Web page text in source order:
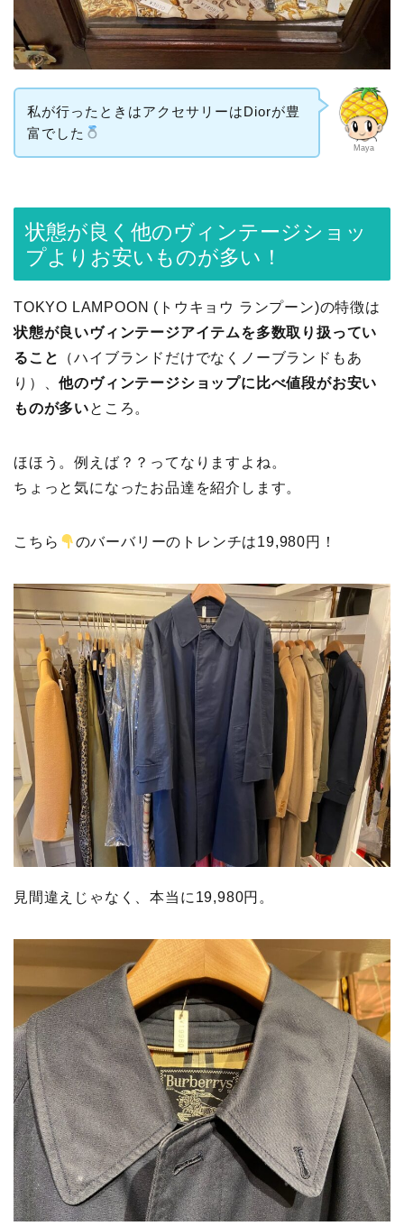
Maya
私が行ったときはアクセサリーはDiorが豊
富でした
状態が良く他のヴィンテージショッ
プよりお安いものが多い！
TOKYO LAMPOON (トウキョウ ランプーン)の特徴は
状態が良いヴィンテージアイテムを多数取り扱ってい
ること
（ハイブランドだけでなくノーブランドもあ
り）、他のヴィンテージショップに比べ値段がお安い
ものが多いところ。
ほほう。例えば？？ってなりますよね。
ちょっと気になったお品達を紹介します。
こちら のバーバリーのトレンチは19,980円！
見間違えじゃなく、本当に19,980円。